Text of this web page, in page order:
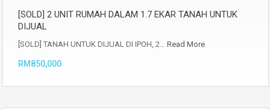
[SOLD] 2 UNIT RUMAH DALAM 1.7 EKAR TANAH UNTUK
DIJUAL
[SOLD] TANAH UNTUK DIJUAL DI IPOH, 2… Read More
RM850,000